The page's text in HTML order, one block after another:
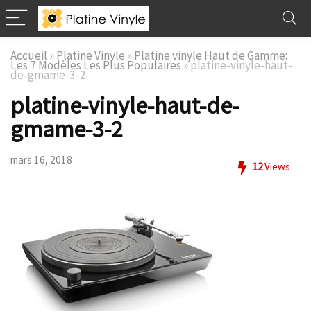
Accueil »Platine Vinyle »Platine vinyle Haut de Gamme:
Les 7 Modèles Les Plus Populaires »platine-vinyle-haut-
de-gmame-3-2
platine-vinyle-haut-de-
gmame-3-2
mars 16, 2018
12Views